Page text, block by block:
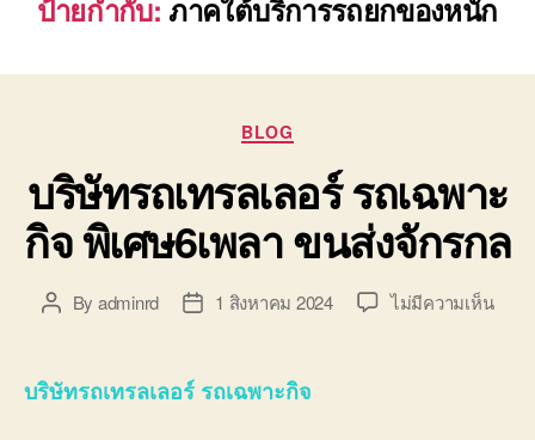
ของ
ติดต่อ
0640711613,
ป้ายกำกับ: ภาคใต้บริการรถยกของหนัก
Categories
BLOG
บริษัทรถเทรลเลอร์ รถเฉพาะ
กิจ พิเศษ6เพลา ขนส่งจักรกล
PostBy adminrd
Post1 สิงหาคม 2024 ไม่มีความเห็นบน
บริษัทรถเทรลเลอร์ รถเฉพาะกิจ